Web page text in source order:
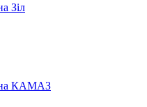
Зіл
на КАМАЗ